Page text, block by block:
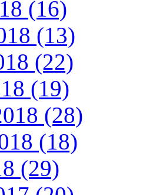
(16)
(13)
(22)
(19)
(28)
(18)
(29)